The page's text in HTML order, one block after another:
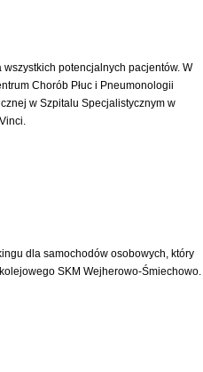
potencjalnych pacjentów. W
Chorób Płuc i Pneumonologii
w Szpitalu Specjalistycznym w
dla samochodów osobowych, który
SKM Wejherowo-Śmiechowo.